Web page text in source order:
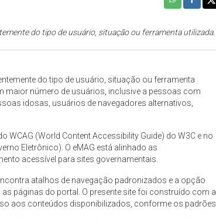
do tipo de usuário, situação ou ferramenta utilizada.
do tipo de usuário, situação ou ferramenta
maior número de usuários, inclusive a pessoas com
idosas, usuários de navegadores alternativos,
WCAG (World Content Accessibility Guide) do W3C e no
Eletrônico). O eMAG está alinhado as
acessível para sites governamentais.
atalhos de navegação padronizados e a opção
páginas do portal. O presente site foi construído com a
aos conteúdos disponibilizados, conforme os padrões